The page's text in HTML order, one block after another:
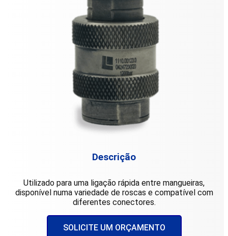
Descrição
Utilizado para uma ligação rápida entre mangueiras,
disponível numa variedade de roscas e compatível com
diferentes conectores.
SOLICITE UM ORÇAMENTO